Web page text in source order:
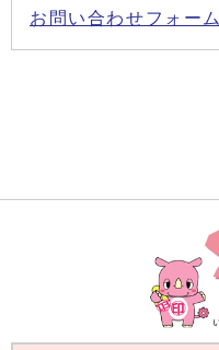
お問い合わせフォーム